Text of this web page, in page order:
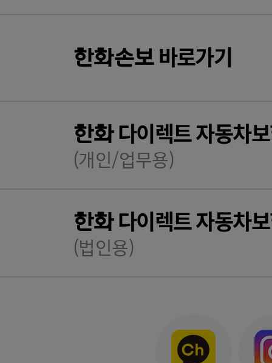
한화손보바로가기
한화다이렉트 자동차
(개인/업무용)
한화다이렉트 자동차
(법인용)